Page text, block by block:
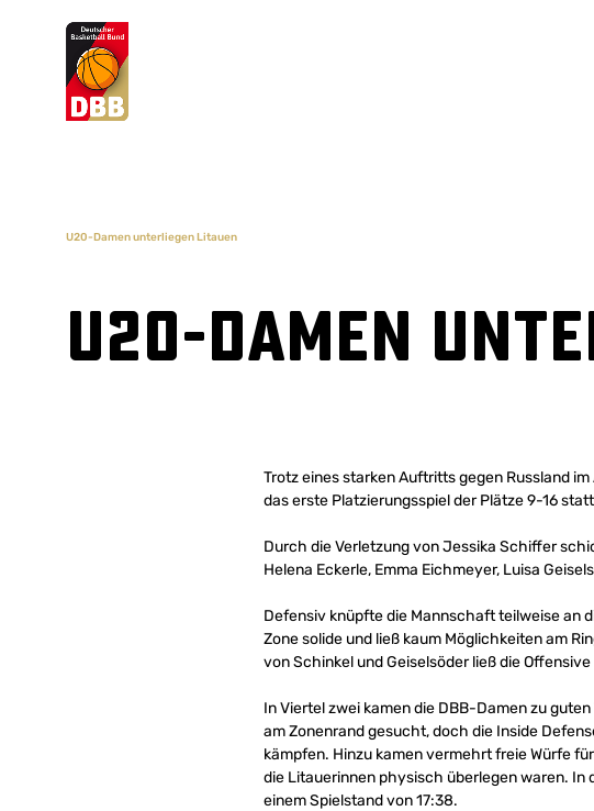
Suchvorschläge
U20-Damen unterliegen Litauen
U20-Damen
Trotz eines starken Auftritts gegen Russland
das erste Platzierungsspiel der Plätze 9-16
Durch die Verletzung von Jessika Schiffer
Helena Eckerle, Emma Eichmeyer, Luisa
Defensiv knüpfte die Mannschaft teilweise an
Zone solide und ließ kaum Möglichkeiten am
von Schinkel und Geiselsöder ließ die
In Viertel zwei kamen die DBB-Damen zu
am Zonenrand gesucht, doch die Inside
kämpfen. Hinzu kamen vermehrt freie Würfe
die Litauerinnen physisch überlegen waren.
einem Spielstand von 17:38.